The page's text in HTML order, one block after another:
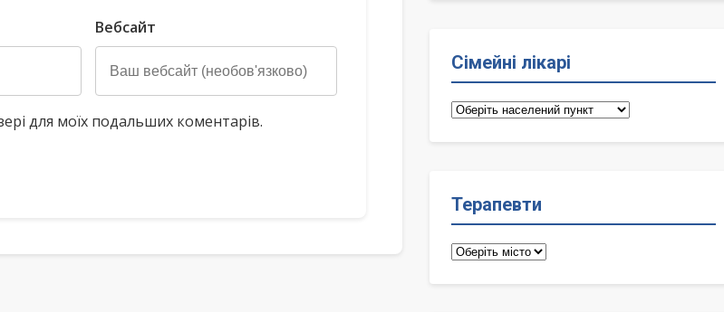
Вебсайт
для моїх подальших коментарів.
Сімейні лікарі
Сімейні
Терапевти
Терапевти